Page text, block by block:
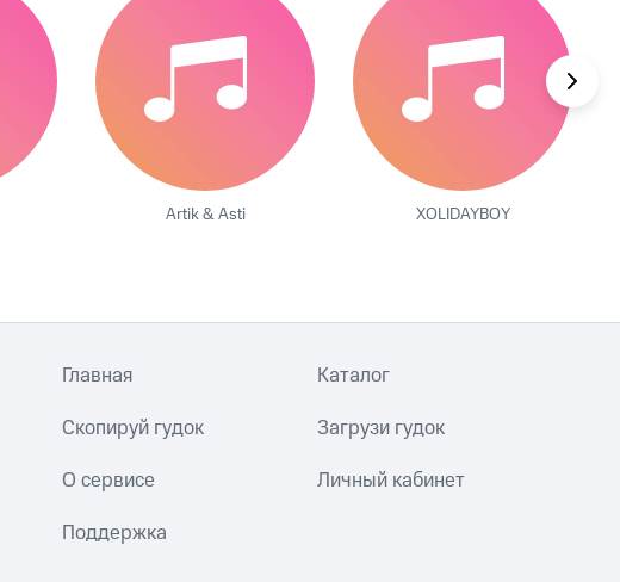
Artik & Asti XOLIDAYBOY
Главная Каталог
Скопируй гудок Загрузи гудок
О сервисе Личный кабинет
Поддержка